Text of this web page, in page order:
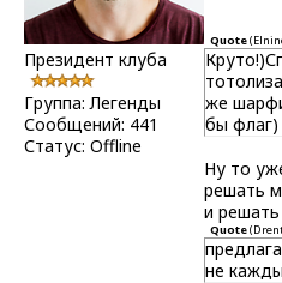
Президент клуба
Группа: Легенды
Сообщений: 441
Статус: Offline
Quote(
же
бы флаг)
Ну то
решать
и
Quote(
не